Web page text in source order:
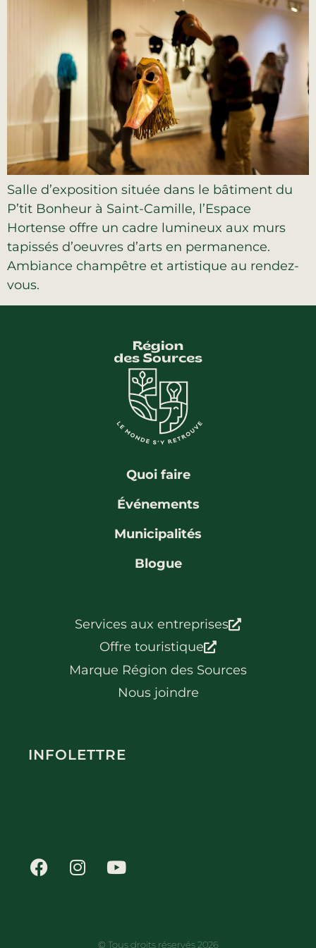
Bénévolat
Communauté d’affaires
Travailleurs autonomes
Coups de cœur
Itinéraires
Pédalez!
Blogue
Salle d’exposition située dans le bâtiment du
P’tit Bonheur à Saint-Camille, l’Espace
Hortense offre un cadre lumineux aux murs
tapissés d’oeuvres d’arts en permanence.
Ambiance champêtre et artistique au rendez-
vous.
Quoi faire
Événements
Municipalités
Blogue
Services aux entreprises
Offre touristique
Marque Région des Sources
Nous joindre
INFOLETTRE
© Tous droits réservés 2026